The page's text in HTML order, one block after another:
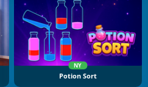
NY
Potion Sort